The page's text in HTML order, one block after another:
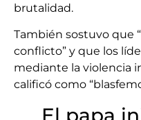
brutalidad.
También sostuvo que
conflicto” y que los
mediante la violencia
calificó como
El papa